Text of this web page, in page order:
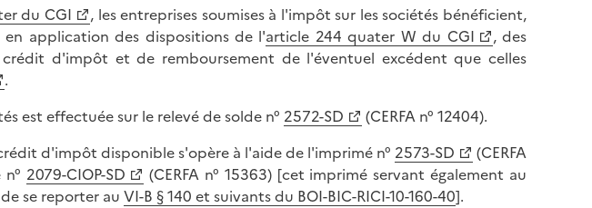
du CGI
, les entreprises soumises à l'impôt sur les sociétés bénéficient,
en application des dispositions de l'article 244 quater W du CGI
, des
d'impôt et de remboursement de l'éventuel excédent que celles
.
est effectuée sur le relevé de solde n° 2572-SD
(CERFA n° 12404).
d'impôt disponible s'opère à l'aide de l'imprimé n° 2573-SD
(CERFA
2079-CIOP-SD
(CERFA n° 15363) [cet imprimé servant également au
se reporter au VI-B § 140 et suivants du BOI-BIC-RICI-10-160-40].